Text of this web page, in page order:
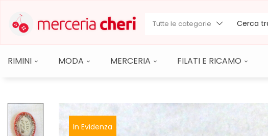
Tutte le categorie
RIMINI MODA MERCERIA FILATI E RICAMO
In Evidenza